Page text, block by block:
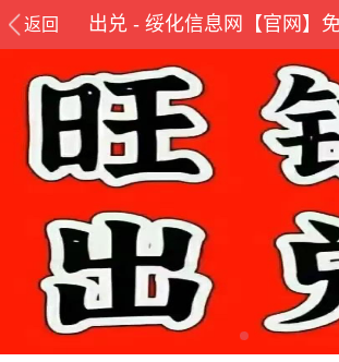
返回 出兑 - 绥化信息网【官网】